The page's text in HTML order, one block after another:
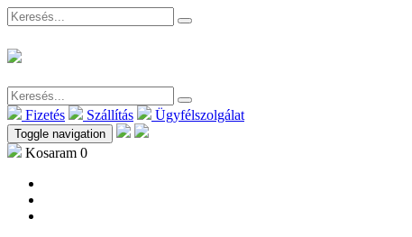
Fizetés Szállítás Ügyfélszolgálat
Toggle navigation
Kosaram 0